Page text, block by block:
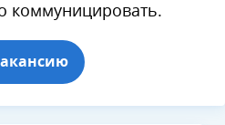
коммуницировать.